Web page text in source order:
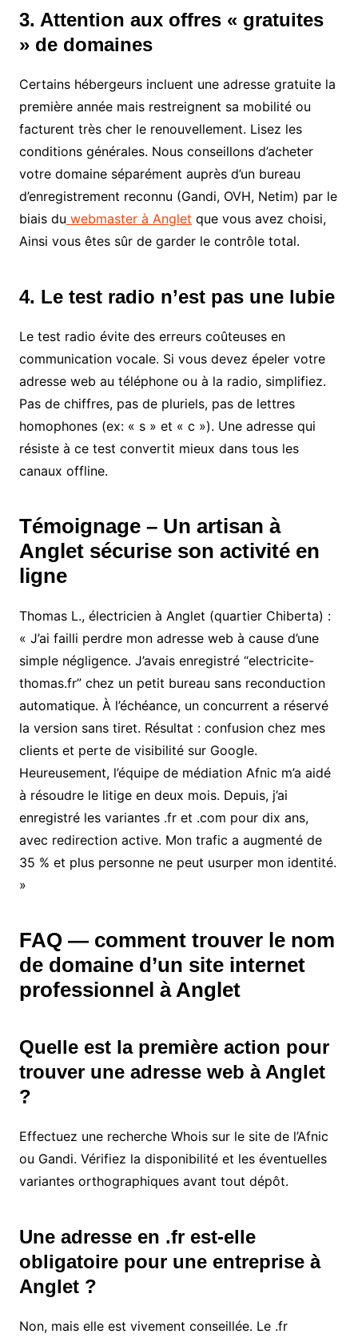
3. Attention aux offres « gratuites
» de domaines
Certains hébergeurs incluent une adresse gratuite la
première année mais restreignent sa mobilité ou
facturent très cher le renouvellement. Lisez les
conditions générales. Nous conseillons d’acheter
votre domaine séparément auprès d’un bureau
d’enregistrement reconnu (Gandi, OVH, Netim) par le
biais du webmaster à Anglet que vous avez choisi,
Ainsi vous êtes sûr de garder le contrôle total.
4. Le test radio n’est pas une lubie
Le test radio évite des erreurs coûteuses en
communication vocale. Si vous devez épeler votre
adresse web au téléphone ou à la radio, simplifiez.
Pas de chiffres, pas de pluriels, pas de lettres
homophones (ex: « s » et « c »). Une adresse qui
résiste à ce test convertit mieux dans tous les
canaux offline.
Témoignage – Un artisan à
Anglet sécurise son activité en
ligne
Thomas L., électricien à Anglet (quartier Chiberta) :
« J’ai failli perdre mon adresse web à cause d’une
simple négligence. J’avais enregistré “electricite-
thomas.fr” chez un petit bureau sans reconduction
automatique. À l’échéance, un concurrent a réservé
la version sans tiret. Résultat : confusion chez mes
clients et perte de visibilité sur Google.
Heureusement, l’équipe de médiation Afnic m’a aidé
à résoudre le litige en deux mois. Depuis, j’ai
enregistré les variantes .fr et .com pour dix ans,
avec redirection active. Mon trafic a augmenté de
35 % et plus personne ne peut usurper mon identité.
»
FAQ — comment trouver le nom
de domaine d’un site internet​
professionnel à Anglet
Quelle est la première action pour
trouver une adresse web à Anglet
?
Effectuez une recherche Whois sur le site de l’Afnic
ou Gandi. Vérifiez la disponibilité et les éventuelles
variantes orthographiques avant tout dépôt.
Une adresse en .fr est-elle
obligatoire pour une entreprise à
Anglet ?
Non, mais elle est vivement conseillée. Le .fr